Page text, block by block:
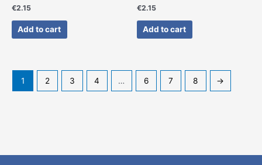
€2.15
Add to cart
€2.15
Add to cart
1 2 3 4 … 6 7 8 →